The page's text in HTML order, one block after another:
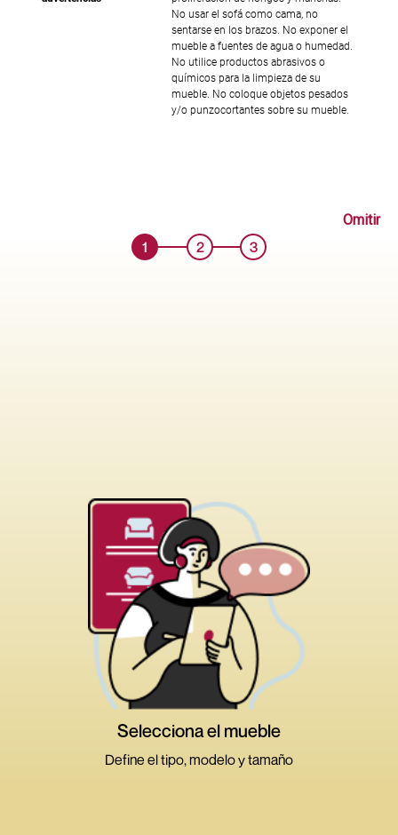
No usar el sofá como cama, no
sentarse en los brazos. No exponer el
mueble a fuentes de agua o humedad.
No utilice productos abrasivos o
químicos para la limpieza de su
mueble. No coloque objetos pesados
y/o punzocortantes sobre su mueble.